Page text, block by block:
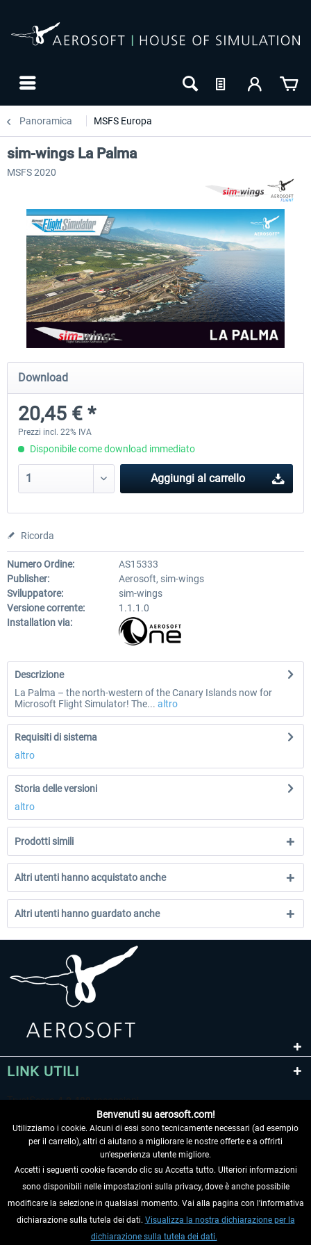
Panoramica MSFS Europa
Aerosoft Airport Cologne/Bonn
18,40 € *
sim-wings Hamburg
sim-wings La Palma
MSFS 2020
Download
20,45 € *
Prezzi incl. 22% IVA
Disponibile come download immediato
Aggiungi al carrello
Ricorda
Numero Ordine:
AS15333
Publisher:
Aerosoft, sim-wings
Sviluppatore:
sim-wings
Versione corrente:
1.1.1.0
Installation via:
Descrizione
La Palma – the north-western of the Canary Islands now for
Microsoft Flight Simulator! The... altro
Requisiti di sistema
altro
Storia delle versioni
altro
Prodotti simili
Altri utenti hanno acquistato anche
Altri utenti hanno guardato anche
LINK UTILI
RECEDERE DAL CONTRATTO
INFORMAZIONI
Benvenuti su aerosoft.com!
Utilizziamo i cookie. Alcuni di essi sono tecnicamente necessari (ad esempio
per il carrello), altri ci aiutano a migliorare le nostre offerte e a offrirti
un'esperienza utente migliore.
Accetti i seguenti cookie facendo clic su Accetta tutto. Ulteriori informazioni
sono disponibili nelle impostazioni sulla privacy, dove è anche possibile
modificare la selezione in qualsiasi momento. Vai alla pagina con l'informativa
dichiarazione sulla tutela dei dati. Visualizza la nostra dichiarazione per la
dichiarazione sulla tutela dei dati.